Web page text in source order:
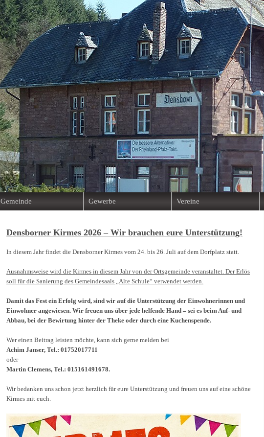
Gemeinde Gewerbe Vereine
Densborner Kirmes 2026 – Wir brauchen eure Unterstützung!
In diesem Jahr findet die Densborner Kirmes vom 24. bis 26. Juli auf dem Dorfplatz statt.
Ausnahmsweise wird die Kirmes in diesem Jahr von der Ortsgemeinde veranstaltet. Der Erlös
soll für die Sanierung des Gemeindesaals „Alte Schule“ verwendet werden.
Damit das Fest ein Erfolg wird, sind wir auf die Unterstützung der Einwohnerinnen und
Einwohner angewiesen. Wir freuen uns über jede helfende Hand – sei es beim Auf- und
Abbau, bei der Bewirtung hinter der Theke oder durch eine Kuchenspende.
Wer einen Beitrag leisten möchte, kann sich gerne melden bei
Achim Janser, Tel.: 01752017711
oder
Martin Clemens, Tel.: 015161491678.
Wir bedanken uns schon jetzt herzlich für eure Unterstützung und freuen uns auf eine schöne
Kirmes mit euch.